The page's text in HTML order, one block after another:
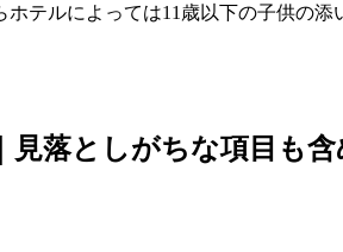
テルによっては11歳以下の子供の
見落としがちな項目も